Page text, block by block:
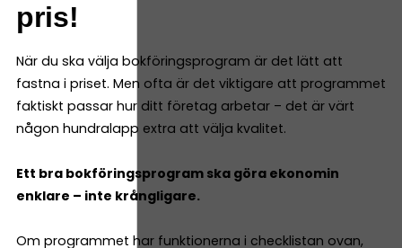
pris!
När du ska välja bokföringsprogram är det lätt att
fastna i priset. Men ofta är det viktigare att programmet
faktiskt passar hur ditt företag arbetar – det är värt
någon hundralapp extra att välja kvalitet.
Ett bra bokföringsprogram ska göra ekonomin
enklare – inte krångligare.
Om programmet har funktionerna i checklistan ovan,